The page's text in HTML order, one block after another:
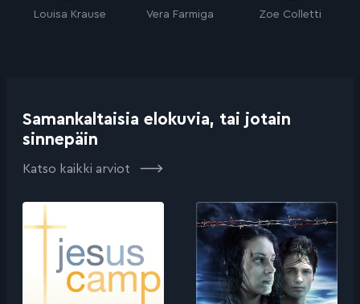
Louisa Krause Vera Farmiga Zoe Colletti
Samankaltaisia elokuvia, tai jotain
sinnepäin
Katso kaikki arviot